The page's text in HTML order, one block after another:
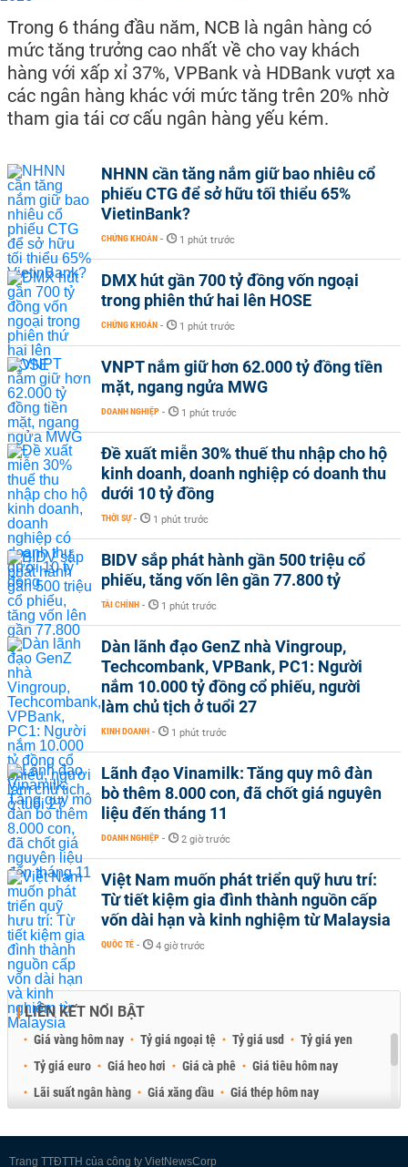
Trong 6 tháng đầu năm, NCB là ngân hàng có
mức tăng trưởng cao nhất về cho vay khách
hàng với xấp xỉ 37%, VPBank và HDBank vượt xa
các ngân hàng khác với mức tăng trên 20% nhờ
tham gia tái cơ cấu ngân hàng yếu kém.
NHNN cần tăng nắm giữ bao nhiêu cổ
phiếu CTG để sở hữu tối thiểu 65%
VietinBank?
CHỨNG KHOÁN - 1 phút trước
DMX hút gần 700 tỷ đồng vốn ngoại
trong phiên thứ hai lên HOSE
CHỨNG KHOÁN - 1 phút trước
VNPT nắm giữ hơn 62.000 tỷ đồng tiền
mặt, ngang ngửa MWG
DOANH NGHIỆP - 1 phút trước
Đề xuất miễn 30% thuế thu nhập cho hộ
kinh doanh, doanh nghiệp có doanh thu
dưới 10 tỷ đồng
THỜI SỰ - 1 phút trước
BIDV sắp phát hành gần 500 triệu cổ
phiếu, tăng vốn lên gần 77.800 tỷ
TÀI CHÍNH - 1 phút trước
Dàn lãnh đạo GenZ nhà Vingroup,
Techcombank, VPBank, PC1: Người
nắm 10.000 tỷ đồng cổ phiếu, người
làm chủ tịch ở tuổi 27
KINH DOANH - 1 phút trước
Lãnh đạo Vinamilk: Tăng quy mô đàn
bò thêm 8.000 con, đã chốt giá nguyên
liệu đến tháng 11
DOANH NGHIỆP - 2 giờ trước
Việt Nam muốn phát triển quỹ hưu trí:
Từ tiết kiệm gia đình thành nguồn cấp
vốn dài hạn và kinh nghiệm từ Malaysia
QUỐC TẾ - 4 giờ trước
LIÊN KẾT NỔI BẬT
Giá vàng hôm nay Tỷ giá ngoại tệ Tỷ giá usd
Tỷ giá yen
Tỷ giá euro
Giá heo hơi Giá cà phê
Giá tiêu hôm nay
Lãi suất ngân hàng
Giá xăng dầu
Giá thép hôm nay
Trang TTĐTTH của công ty VietNewsCorp